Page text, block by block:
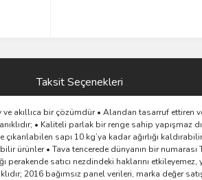
Taksit Seçenekleri
akıllıca bir çözümdür • Alandan tasarruf ettiren
• Kaliteli parlak bir renge sahip yapışmaz
sapı 10 kg’ya kadar ağırlığı
ürünler • Tava tencerede dünyanın bir
satıcı nezdindeki haklarını
2016 bağımsız panel verileri, marka değer